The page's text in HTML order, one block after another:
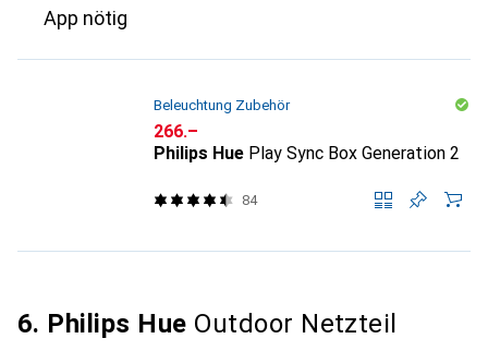
App nötig
Beleuchtung Zubehör
CHF
266.–
Philips Hue Play Sync Box Generation 2
84
6. Philips Hue Outdoor Netzteil